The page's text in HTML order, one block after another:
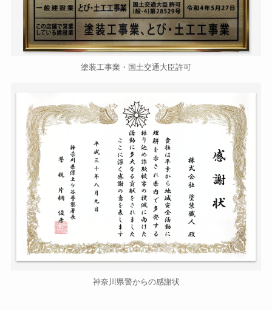
塗装工事業・国土交通大臣許可
神奈川県警からの感謝状